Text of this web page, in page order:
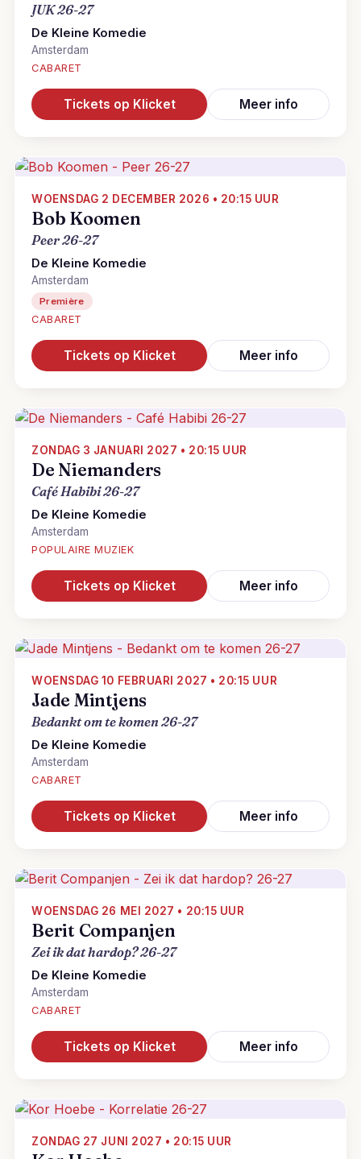
JUK 26-27
De Kleine Komedie
Amsterdam
CABARET
Tickets op Klicket Meer info
WOENSDAG 2 DECEMBER 2026 • 20:15 UUR
Bob Koomen
Peer 26-27
De Kleine Komedie
Amsterdam
Première
CABARET
Tickets op Klicket Meer info
ZONDAG 3 JANUARI 2027 • 20:15 UUR
De Niemanders
Café Habibi 26-27
De Kleine Komedie
Amsterdam
POPULAIRE MUZIEK
Tickets op Klicket Meer info
WOENSDAG 10 FEBRUARI 2027 • 20:15 UUR
Jade Mintjens
Bedankt om te komen 26-27
De Kleine Komedie
Amsterdam
CABARET
Tickets op Klicket Meer info
WOENSDAG 26 MEI 2027 • 20:15 UUR
Berit Companjen
Zei ik dat hardop? 26-27
De Kleine Komedie
Amsterdam
CABARET
Tickets op Klicket Meer info
ZONDAG 27 JUNI 2027 • 20:15 UUR